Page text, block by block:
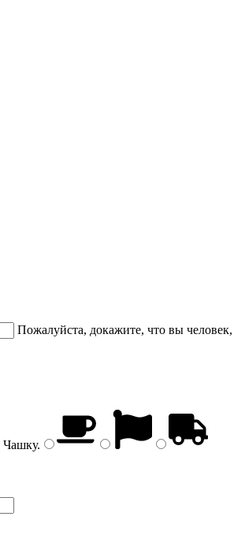
Пожалуйста, докажите, что вы человек,
Чашку.